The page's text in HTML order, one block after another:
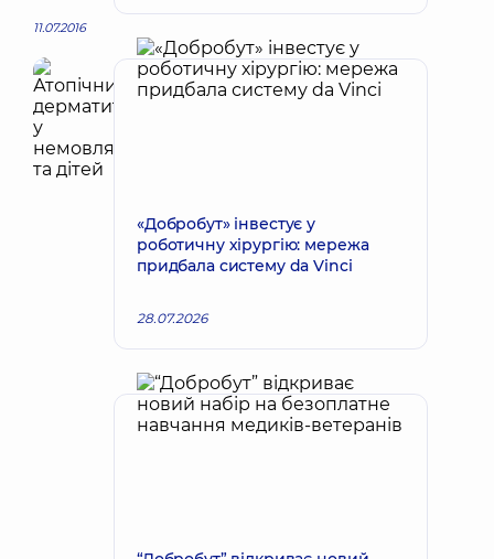
11.07.2016
«Добробут» інвестує у
роботичну хірургію: мережа
придбала систему da Vinci
28.07.2026